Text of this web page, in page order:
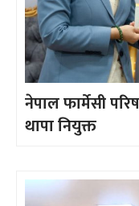
नेपाल फार्मेसी
थापा नियुक्त